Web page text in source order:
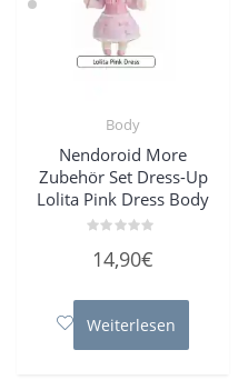
Body
Nendoroid More
Zubehör Set Dress-Up
Lolita Pink Dress Body
mit
5
14,90€
Weiterlesen